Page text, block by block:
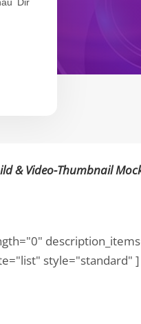
& Video-Thumbnail
style="standard" ]